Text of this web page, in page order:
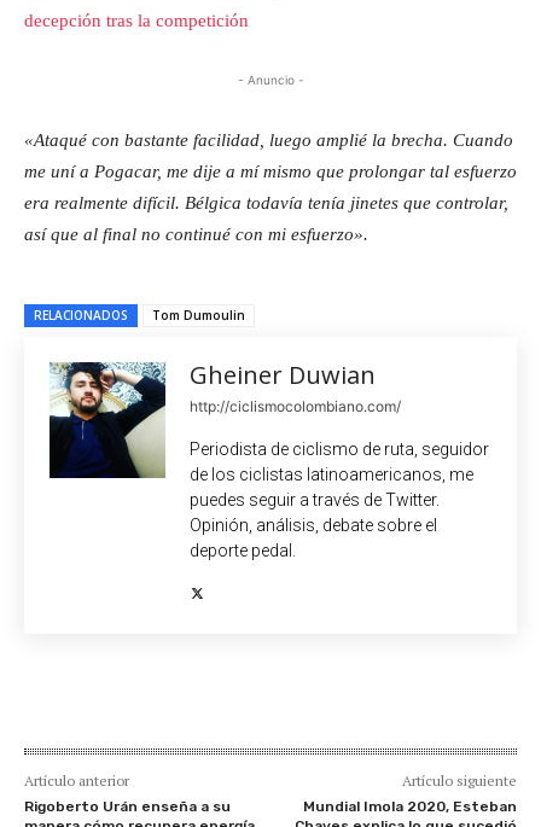
decepción tras la competición
- Anuncio -
«Ataqué con bastante facilidad, luego amplié la brecha. Cuando
me uní a Pogacar, me dije a mí mismo que prolongar tal esfuerzo
era realmente difícil. Bélgica todavía tenía jinetes que controlar,
así que al final no continué con mi esfuerzo».
RELACIONADOS Tom Dumoulin
Gheiner Duwian
http://ciclismocolombiano.com/
Periodista de ciclismo de ruta, seguidor
de los ciclistas latinoamericanos, me
puedes seguir a través de Twitter.
Opinión, análisis, debate sobre el
deporte pedal.
Artículo anterior
Rigoberto Urán enseña a su
Artículo siguiente
Mundial Imola 2020, Esteban